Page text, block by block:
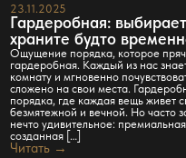
23.11.2025
Гардеробная:
храните будто
Ощущение порядка, которое
гардеробная. Каждый из нас
комнату и мгновенно
сложено на свои места.
порядка, где каждая вещь живет
безмятежной и вечной. Но часто
нечто удивительное:
созданная […]
Читать →